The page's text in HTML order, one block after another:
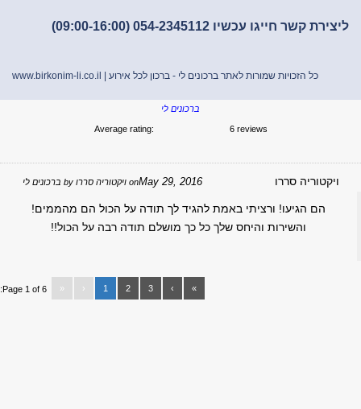
קשר חייגו עכשיו 054-2345112 (09:00-16:00)
כל הזכויות שמורות לאתר ברכונים לי - ברכון לכל אירוע |www.birkonim-li.co.il
ברכונים לי
Average rating: 6 reviews
סררו May 29, 2016
byויקטוריה סררוon ברכונים לי
הם הגיעו! ורציתי באמת להגיד לך תודה על הכול הם מהממים!
והשירות והיחס שלך כל כך מושלם תודה רבה על הכול!!
Page 1 of 6: 1 2